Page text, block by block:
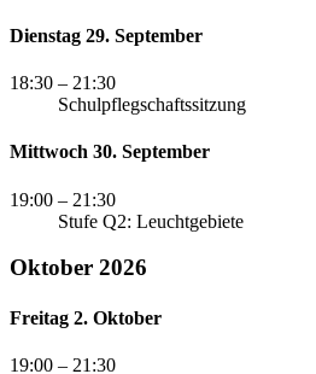
Dienstag 29. September
18:30 – 21:30
Schulpflegschaftssitzung
Mittwoch 30. September
19:00 – 21:30
Stufe Q2: Leuchtgebiete
Oktober 2026
Freitag 2. Oktober
19:00 – 21:30